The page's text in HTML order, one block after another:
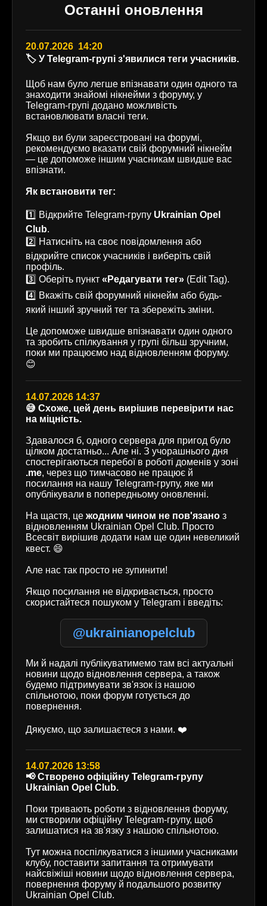
Останні оновлення
20.07.2026 14:20
🏷️ У Telegram-групі з'явилися теги учасників.
Щоб нам було легше впізнавати один одного та
знаходити знайомі нікнейми з форуму, у
Telegram-групі додано можливість
встановлювати власні теги.
Якщо ви були зареєстровані на форумі,
рекомендуємо вказати свій форумний нікнейм
— це допоможе іншим учасникам швидше вас
впізнати.
Як встановити тег:
1️⃣ Відкрийте Telegram-групу Ukrainian Opel
Club.
2️⃣ Натисніть на своє повідомлення або
відкрийте список учасників і виберіть свій
профіль.
3️⃣ Оберіть пункт «Редагувати тег» (Edit Tag).
4️⃣ Вкажіть свій форумний нікнейм або будь-
який інший зручний тег та збережіть зміни.
Це допоможе швидше впізнавати один одного
та зробить спілкування у групі більш зручним,
поки ми працюємо над відновленням форуму.
😊
14.07.2026 14:37
😅 Схоже, цей день вирішив перевірити нас
на міцність.
Здавалося б, одного сервера для пригод було
цілком достатньо... Але ні. З учорашнього дня
спостерігаються перебої в роботі доменів у зоні
.me, через що тимчасово не працює й
посилання на нашу Telegram-групу, яке ми
опублікували в попередньому оновленні.
На щастя, це жодним чином не пов'язано з
відновленням Ukrainian Opel Club. Просто
Всесвіт вирішив додати нам ще один невеликий
квест. 😄
Але нас так просто не зупинити!
Якщо посилання не відкривається, просто
скористайтеся пошуком у Telegram і введіть:
@ukrainianopelclub
Ми й надалі публікуватимемо там всі актуальні
новини щодо відновлення сервера, а також
будемо підтримувати зв'язок із нашою
спільнотою, поки форум готується до
повернення.
Дякуємо, що залишаєтеся з нами. ❤️
14.07.2026 13:58
📢 Створено офіційну Telegram-групу
Ukrainian Opel Club.
Поки тривають роботи з відновлення форуму,
ми створили офіційну Telegram-групу, щоб
залишатися на зв'язку з нашою спільнотою.
Тут можна поспілкуватися з іншими учасниками
клубу, поставити запитання та отримувати
найсвіжіші новини щодо відновлення сервера,
повернення форуму й подальшого розвитку
Ukrainian Opel Club.